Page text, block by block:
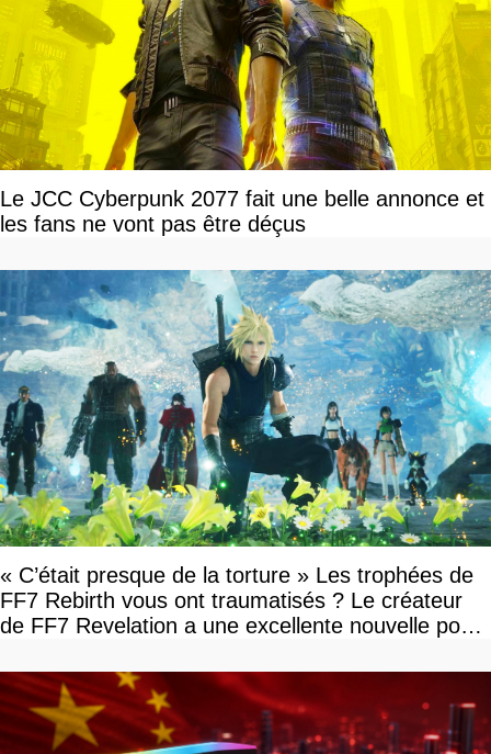
Le JCC Cyberpunk 2077 fait une belle annonce et
les fans ne vont pas être déçus
« C’était presque de la torture » Les trophées de
FF7 Rebirth vous ont traumatisés ? Le créateur
de FF7 Revelation a une excellente nouvelle pour